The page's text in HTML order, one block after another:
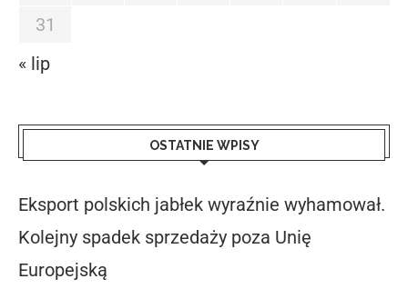
31
« lip
OSTATNIE WPISY
Eksport polskich jabłek wyraźnie wyhamował.
Kolejny spadek sprzedaży poza Unię
Europejską